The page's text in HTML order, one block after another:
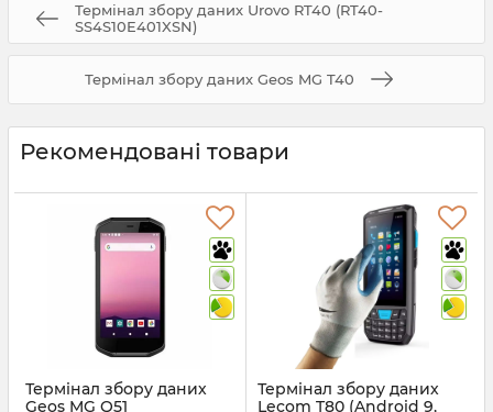
Термінал збору даних Urovo RT40 (RT40-
SS4S10E401XSN)
Термінал збору даних Geos MG T40
Рекомендовані товари
Термінал збору даних
Geos MG Q51
Термінал збору даних
Lecom T80 (Android 9,